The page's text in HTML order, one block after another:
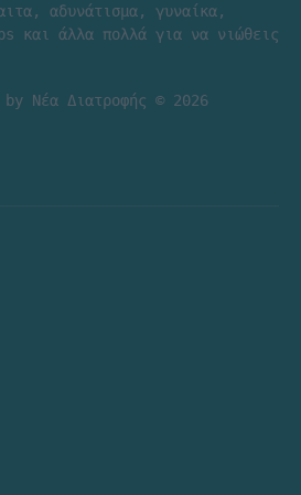
αδυνάτισμα, γυναίκα,
και άλλα πολλά για να νιώθεις
Νέα Διατροφής © 2026